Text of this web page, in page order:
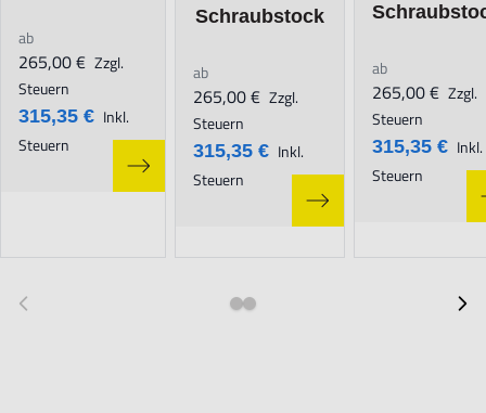
ab
315,35 € Inkl.
Steuern
265,00 € Zzgl.
Steuern
Schraubstock
ab
315,35 € Inkl.
Steuern
265,00 € Zzgl.
Steuern
ab
315,35 € Inkl.
Steuern
265,00 € Zzgl.
Steuern